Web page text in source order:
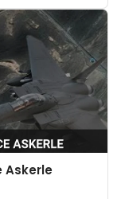
Askerle